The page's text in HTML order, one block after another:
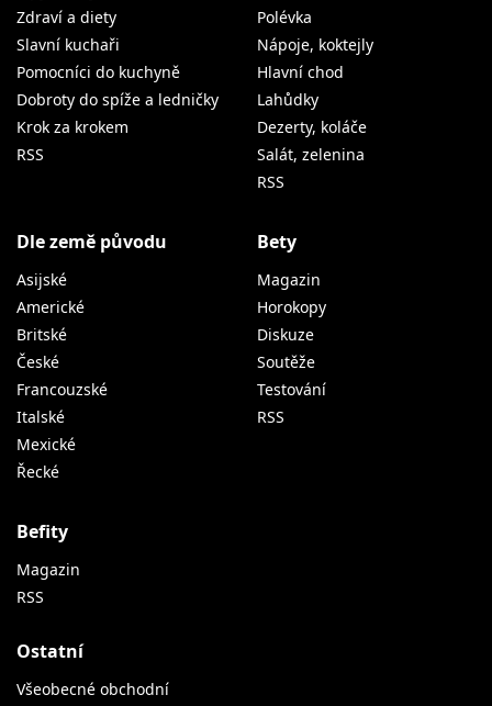
Zdraví a diety
Slavní kuchaři
Pomocníci do kuchyně
Dobroty do spíže a ledničky
Krok za krokem
RSS
Polévka
Nápoje, koktejly
Hlavní chod
Lahůdky
Dezerty, koláče
Salát, zelenina
RSS
Dle země původu
Asijské
Americké
Britské
České
Francouzské
Italské
Mexické
Řecké
Bety
Magazin
Horokopy
Diskuze
Soutěže
Testování
RSS
Befity
Magazin
RSS
Ostatní
Všeobecné obchodní